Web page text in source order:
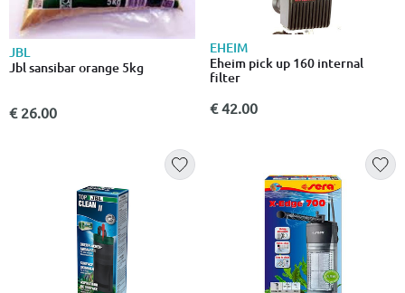
JBL
Jbl sansibar orange 5kg
€ 26.00
EHEIM
Eheim pick up 160 internal
filter
€ 42.00